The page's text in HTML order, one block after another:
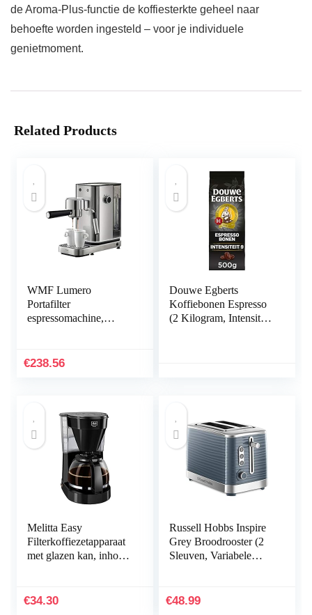
de Aroma-Plus-functie de koffiesterkte geheel naar
behoefte worden ingesteld – voor je individuele
genietmoment.
Related Products
WMF Lumero
Portafilter
espressomachine,
Barista Crema-
Espresso, Cappucino,
Latte Macchiato,
Americano
€238.56
Douwe Egberts
Koffiebonen Espresso
(2 Kilogram, Intensiteit
Melitta Easy
Filterkoffiezetapparaat
met glazen kan, inhoud
€34.30
Russell Hobbs Inspire
Grey Broodrooster (2
Sleuven, Variabele
Annuleren,
€48.99